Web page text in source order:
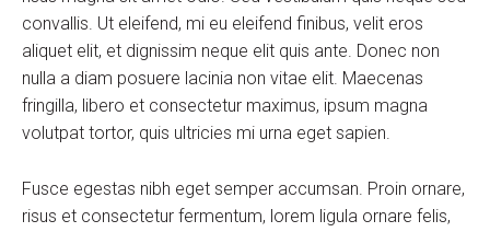
convallis. Ut eleifend, mi eu eleifend finibus, velit eros
aliquet elit, et dignissim neque elit quis ante. Donec non
nulla a diam posuere lacinia non vitae elit. Maecenas
fringilla, libero et consectetur maximus, ipsum magna
volutpat tortor, quis ultricies mi urna eget sapien.
Fusce egestas nibh eget semper accumsan. Proin ornare,
risus et consectetur fermentum, lorem ligula ornare felis,